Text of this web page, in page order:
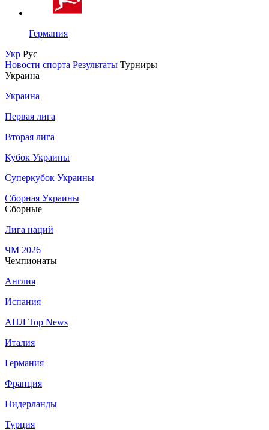
Германия
Укр Рус
Новости спорта Результаты Турниры
Украина
Украина
Первая лига
Вторая лига
Кубок Украины
Суперкубок Украины
Сборная Украины
Сборные
Лига наций
ЧМ 2026
Чемпионаты
Англия
Испания
АПЛ Top News
Италия
Германия
Франция
Нидерланды
Турция